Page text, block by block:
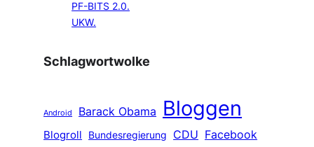
PF-BITS 2.0.
UKW.
Schlagwortwolke
Android Barack Obama Bloggen
Blogroll Bundesregierung CDU Facebook